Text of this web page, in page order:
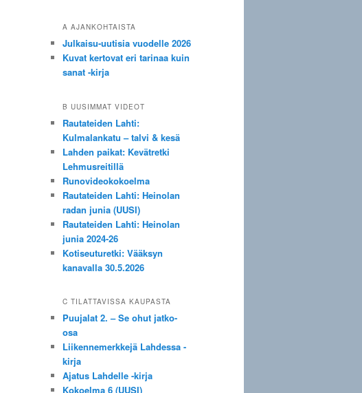
A AJANKOHTAISTA
Julkaisu-uutisia vuodelle 2026
Kuvat kertovat eri tarinaa kuin
sanat -kirja
B UUSIMMAT VIDEOT
Rautateiden Lahti:
Kulmalankatu – talvi & kesä
Lahden paikat: Kevätretki
Lehmusreitillä
Runovideokokoelma
Rautateiden Lahti: Heinolan
radan junia (UUSI)
Rautateiden Lahti: Heinolan
junia 2024-26
Kotiseuturetki: Vääksyn
kanavalla 30.5.2026
C TILATTAVISSA KAUPASTA
Puujalat 2. – Se ohut jatko-
osa
Liikennemerkkejä Lahdessa -
kirja
Ajatus Lahdelle -kirja
Kokoelma 6 (UUSI)